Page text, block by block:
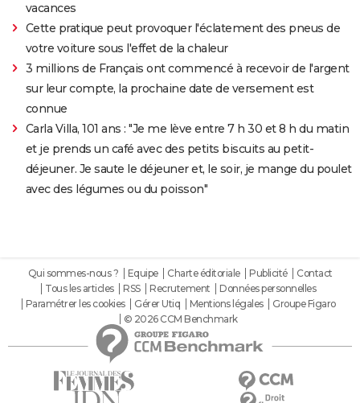
vacances
Cette pratique peut provoquer l'éclatement des pneus de
votre voiture sous l'effet de la chaleur
3 millions de Français ont commencé à recevoir de l'argent
sur leur compte, la prochaine date de versement est
connue
Carla Villa, 101 ans : "Je me lève entre 7 h 30 et 8 h du matin
et je prends un café avec des petits biscuits au petit-
déjeuner. Je saute le déjeuner et, le soir, je mange du poulet
avec des légumes ou du poisson"
Qui sommes-nous ? Equipe Charte éditoriale Publicité
Contact
Tous les articles
RSS Recrutement
Données personnelles
Paramétrer les cookies
Gérer Utiq Mentions légales
Groupe Figaro
© 2026 CCM Benchmark